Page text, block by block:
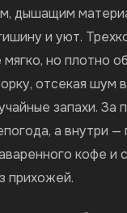
дышащим
и уют.
но плотно
отсекая шум
запахи. За
а внутри —
кофе и
прихожей.